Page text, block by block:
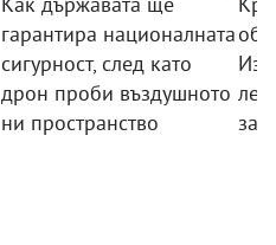
гарантира националната
сигурност, след като
дрон проби въздушното
ни пространство